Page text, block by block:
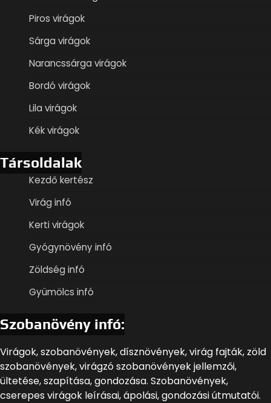
Piros virágok
Sárga virágok
Narancssárga virágok
Bordó virágok
Lila virágok
Kék virágok
Társoldalak
Kezdő kertész
Virág infó
Kerti virágok
Gyógynövény infó
Zöldség infó
Gyümölcs infó
Szobanövény infó:
Virágok, szobanövények, dísznövények, virág fajták, zöld
szobanövények, virágzó szobanövények jellemzői,
ültetése, szapítása, gondozása. Szobanövények,
cserepes virágok leírásai, ápolási, gondozási útmutatói.